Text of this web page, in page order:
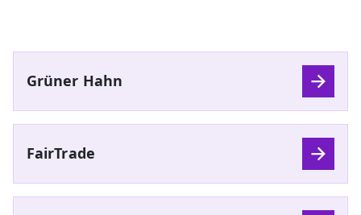
Grüner Hahn
FairTrade